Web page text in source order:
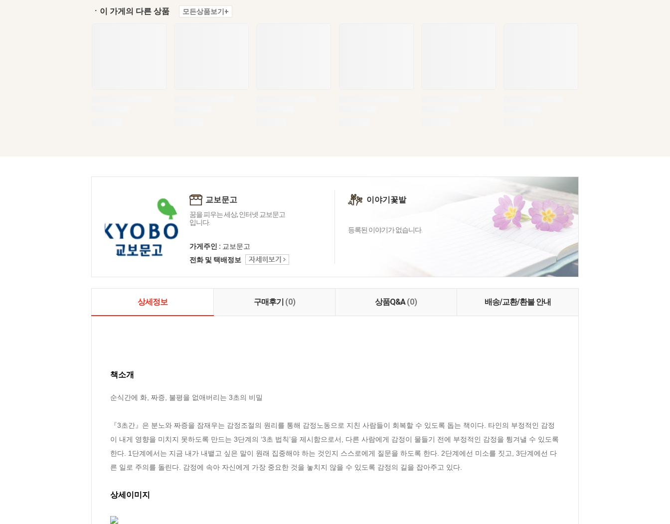
ㆍ이 가게의 다른 상품 모든상품보기+
교보문고
꿈을 피우는 세상, 인터넷 교보문고
입니다.
가게주인 : 교보문고
전화 및 택배정보
이야기꽃밭
등록된 이야기가 없습니다.
상세정보 구매후기 (0) 상품Q&A(0) 배송/교환/환불 안내
책소개
순식간에 화, 짜증, 불평을 없애버리는 3초의 비밀
『3초간』은 분노와 짜증을 잠재우는 감정조절의 원리를 통해 감정노동으로 지친 사람들이 회복할 수 있도록 돕는 책이다. 타인의 부정적인 감정
이 내게 영향을 미치지 못하도록 만드는 3단계의 ‘3초 법칙’을 제시함으로서, 다른 사람에게 감정이 물들기 전에 부정적인 감정을 튕겨낼 수 있도록
한다. 1단계에서는 지금 내가 내뱉고 싶은 말이 원래 집중해야 하는 것인지 스스로에게 질문을 하도록 한다. 2단계에선 미소를 짓고, 3단계에선 다
른 일로 주의를 돌린다. 감정에 속아 자신에게 가장 중요한 것을 놓치지 않을 수 있도록 감정의 길을 잡아주고 있다.
상세이미지